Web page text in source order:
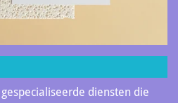
diensten die